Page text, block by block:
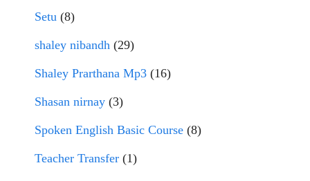
Setu (8)
shaley nibandh (29)
Shaley Prarthana Mp3 (16)
Shasan nirnay (3)
Spoken English Basic Course (8)
Teacher Transfer (1)